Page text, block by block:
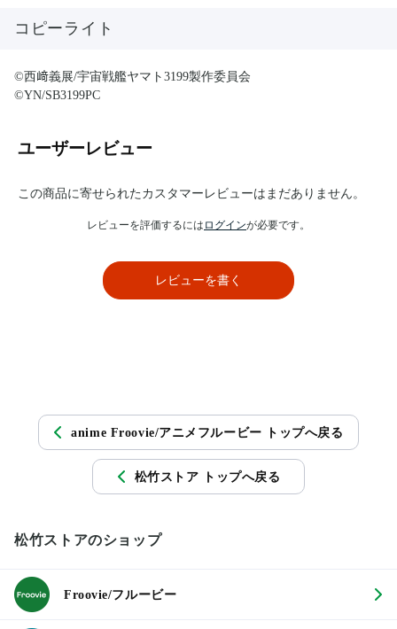
コピーライト
©西﨑義展/宇宙戦艦ヤマト3199製作委員会
©YN/SB3199PC
ユーザーレビュー
この商品に寄せられたカスタマーレビューはまだありません。
レビューを評価するには ログインが必要です。
レビューを書く
anime Froovie/アニメフルービー トップへ戻る
松竹ストア トップへ戻る
松竹ストアのショップ
Froovie/フルービー